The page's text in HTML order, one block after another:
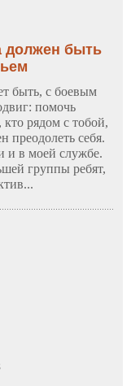
должен быть
быть, с боевым
помочь
кто рядом с тобой,
преодолеть себя.
и в моей службе.
группы ребят,